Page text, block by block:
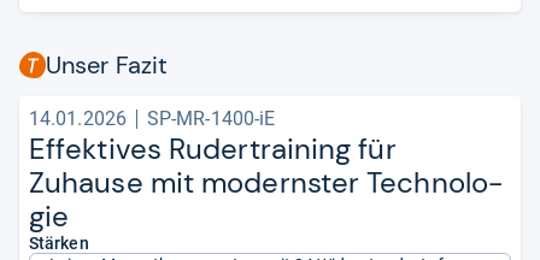
Unser Fazit
14.01.2026 SP-MR-1400-iE
Effek­ti­ves Ruder­trai­ning für
Zuhause mit mod­erns­ter Tech­no­lo­
gie
Stärken